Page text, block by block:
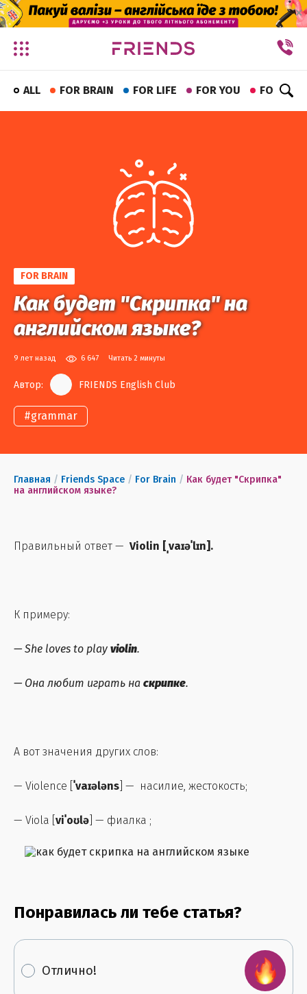
✕
ALL FOR BRAIN FOR LIFE FOR YOU FOR FUN
FOR BRAIN
Как будет "Скрипка" на
английском языке?
9 лет назад 6 647 Читать 2 минуты
Автор: FRIENDS English Club
#grammar
Главная / Friends Space / For Brain / Как будет "Скрипка"
на английском языке?
Правильный ответ — Violin [ ˌvaɪəˈlɪn].
К примеру:
— She loves to play violin.
— Она любит играть на скрипке.
А вот значения других слов:
— Violence [ ˈvaɪələns ] — насилие, жестокость;
— Viola [ viˈoʊlə ] — фиалка ;
Понравилась ли тебе статья?
Отлично!